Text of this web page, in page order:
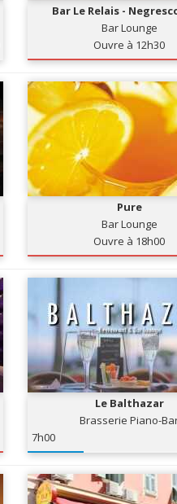
Bar Le Relais -
Bar Lounge
Ouvre à 12h30
Pure
Bar Lounge
Ouvre à 18h00
Le Balthazar
Brasserie Piano-
7h00